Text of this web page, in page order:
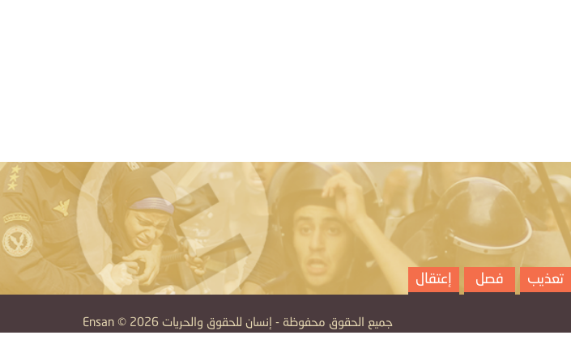
تعذيب فصل إعتقال
جميع الحقوق محفوظة - إنسان للحقوق والحريات Ensan © 2026